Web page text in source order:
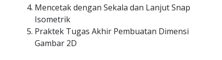
Mencetak dengan Sekala dan Lanjut Snap
Isometrik
Praktek Tugas Akhir Pembuatan Dimensi
Gambar 2D